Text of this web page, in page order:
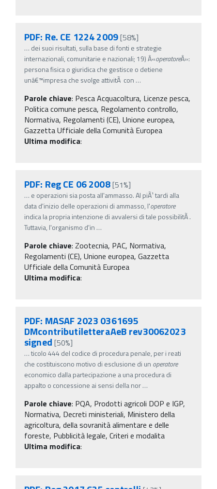
PDF: Re. CE 1224 2009[58%]
… dei suoi risultati, sulla base di fonti e strategie
internazionali, comunitarie e nazionali; 19) Â«operatoreÂ»:
persona fisica o giuridica che gestisce o detiene
unâ€™impresa che svolge attivitÃ con …
Parole chiave: Pesca Acquacoltura, Licenze pesca,
Politica comune pesca, Regolamento controllo,
Normativa, Regolamenti (CE), Unione europea,
Gazzetta Ufficiale della Comunità Europea
Ultima modifica:
PDF: Reg CE 06 2008[51%]
… e operazioni sia posta all'ammasso. Al piÃ¹ tardi alla
data d'inizio delle operazioni di ammasso, l'operatore
indica la propria intenzione di avvalersi di tale possibilitÃ .
Tuttavia, l'organismo d'in …
Parole chiave: Zootecnia, PAC, Normativa,
Regolamenti (CE), Unione europea, Gazzetta
Ufficiale della Comunità Europea
Ultima modifica:
PDF: MASAF 2023 0361695
DMcontributiletteraAeB rev30062023
signed [50%]
…ticolo 444 del codice di procedura penale, per i reati
che costituiscono motivo di esclusione di un operatore
economico dalla partecipazione a una procedura di
appalto o concessione ai sensi della nor…
Parole chiave: PQA, Prodotti agricoli DOP e IGP,
Normativa, Decreti ministeriali, Ministero della
agricoltura, della sovranità alimentare e delle
foreste, Pubblicità legale, Criteri e modalita
Ultima modifica: